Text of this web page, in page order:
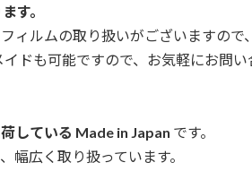
す。
ィルムの取り扱いがございますの
ドも可能ですので、お気軽にお問
している Made in Japan です。
幅広く取り扱っています。